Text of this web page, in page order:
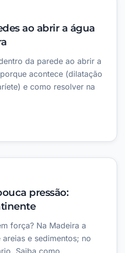
ao abrir a água
da parede ao abrir a
acontece (dilatação
e como resolver na
pressão:
força? Na Madeira a
e sedimentos; no
Saiba como